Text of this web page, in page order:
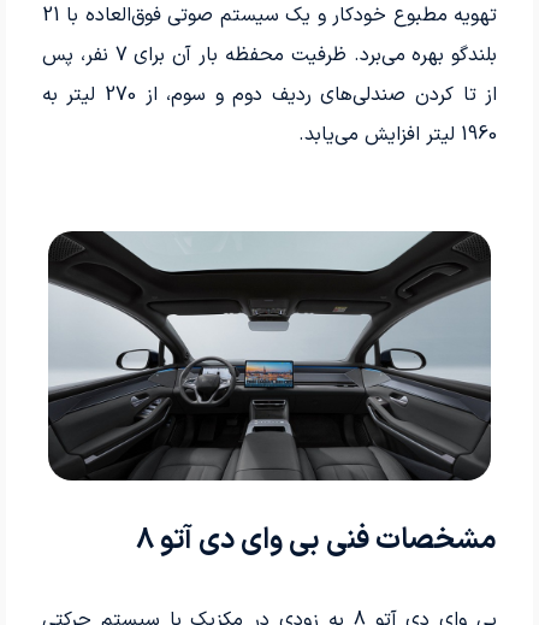
تهویه مطبوع خودکار و یک سیستم صوتی فوق‌العاده با 21
بلندگو بهره می‌برد. ظرفیت محفظه بار آن برای 7 نفر، پس
از تا کردن صندلی‌های ردیف دوم و سوم، از 270 لیتر به
1960 لیتر افزایش می‌یابد.
مشخصات فنی بی وای دی آتو 8